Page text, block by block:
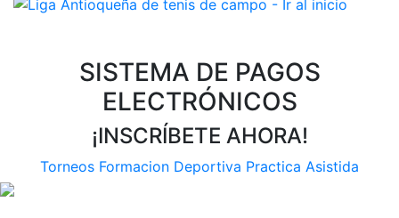
SISTEMA DE PAGOS
ELECTRÓNICOS
¡INSCRÍBETE AHORA!
Torneos Formacion Deportiva Practica Asistida